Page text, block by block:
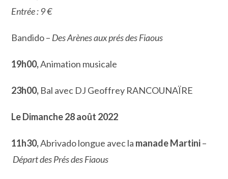
Entrée : 9 €
Bandido – Des Arènes aux prés des Fiaous
19h00,Animation musicale
23h00, Bal avec DJ Geoffrey RANCOUNAÏRE
Le Dimanche 28 août 2022
11h30,Abrivado longue avec la manade Martini–
Départ des Prés des Fiaous